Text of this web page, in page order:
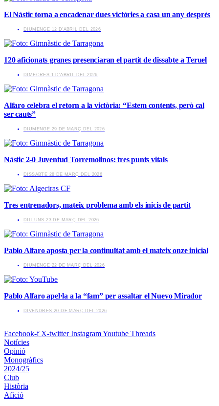
El Nàstic torna a encadenar dues victòries a casa un any després
​DIUMENGE 12 D'ABRIL DEL 2026
120 aficionats granes presenciaran el partit de dissabte a Teruel
​DIMECRES 1 D'ABRIL DEL 2026
Alfaro celebra el retorn a la victòria: “Estem contents, però cal
ser cauts”
​DIUMENGE 29 DE MARÇ DEL 2026
Nàstic 2-0 Juventud Torremolinos: tres punts vitals
​DISSABTE 28 DE MARÇ DEL 2026
Tres entrenadors, mateix problema amb els inicis de partit
​DILLUNS 23 DE MARÇ DEL 2026
Pablo Alfaro aposta per la continuïtat amb el mateix onze inicial
​DIUMENGE 22 DE MARÇ DEL 2026
Pablo Alfaro apel·la a la “fam” per assaltar el Nuevo Mirador
​DIVENDRES 20 DE MARÇ DEL 2026
Facebook-f X-twitter InstagramYoutube Threads
Notícies
Opinió
Monogràfics
2024/25
Club
Història
Afició